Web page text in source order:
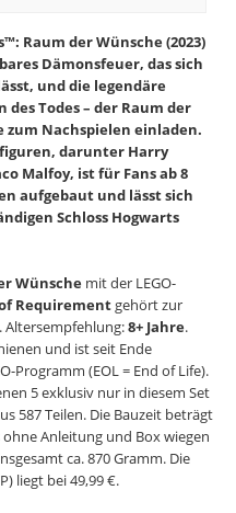
Raum der Wünsche (2023)
Dämonsfeuer, das sich
und die legendäre
Todes – der Raum der
zum Nachspielen einladen.
darunter Harry
Malfoy, ist für Fans ab 8
aufgebaut und lässt sich
Schloss Hogwarts
Wünsche mit der LEGO-
Requirementgehört zur
. Altersempfehlung:8+ Jahre.
und ist seit Ende
Programm (EOL = End of Life).
5 exklusiv nur in diesem Set
587 Teilen. Die Bauzeit beträgt
ohne Anleitung und Box wiegen
ca. 870 Gramm. Die
liegt bei 49,99 €.